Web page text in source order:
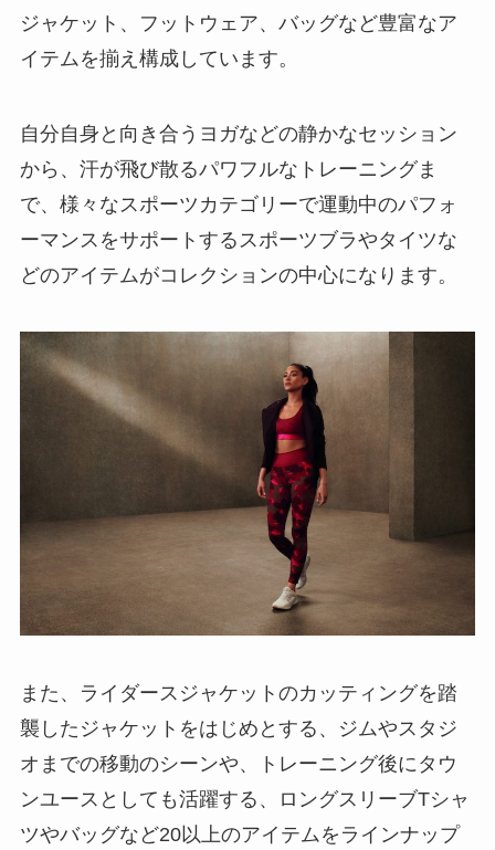
ジャケット、フットウェア、バッグなど豊富なア
イテムを揃え構成しています。
自分自身と向き合うヨガなどの静かなセッション
から、汗が飛び散るパワフルなトレーニングま
で、様々なスポーツカテゴリーで運動中のパフォ
ーマンスをサポートするスポーツブラやタイツな
どのアイテムがコレクションの中心になります。
また、ライダースジャケットのカッティングを踏
襲したジャケットをはじめとする、ジムやスタジ
オまでの移動のシーンや、トレーニング後にタウ
ンユースとしても活躍する、ロングスリーブTシャ
ツやバッグなど20以上のアイテムをラインナップ